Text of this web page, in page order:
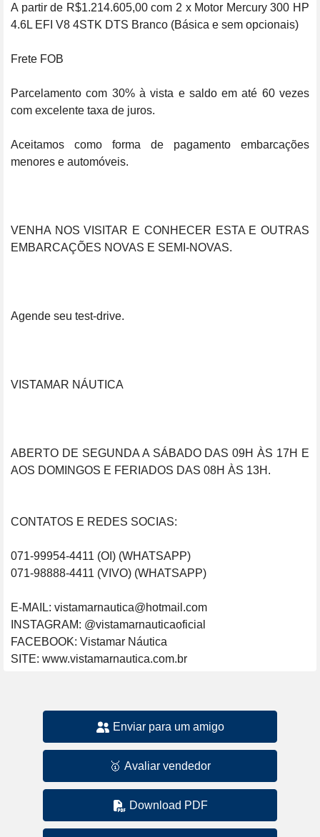
A partir de R$1.214.605,00 com 2 x Motor Mercury 300 HP
4.6L EFI V8 4STK DTS Branco (Básica e sem opcionais)
Frete FOB
Parcelamento com 30% à vista e saldo em até 60 vezes
com excelente taxa de juros.
Aceitamos como forma de pagamento embarcações
menores e automóveis.
VENHA NOS VISITAR E CONHECER ESTA E OUTRAS
EMBARCAÇÕES NOVAS E SEMI-NOVAS.
Agende seu test-drive.
VISTAMAR NÁUTICA
ABERTO DE SEGUNDA A SÁBADO DAS 09H ÀS 17H E
AOS DOMINGOS E FERIADOS DAS 08H ÀS 13H.
CONTATOS E REDES SOCIAS:
071-99954-4411 (OI) (WHATSAPP)
071-98888-4411 (VIVO) (WHATSAPP)
E-MAIL: vistamarnautica@hotmail.com
INSTAGRAM: @vistamarnauticaoficial
FACEBOOK: Vistamar Náutica
SITE: www.vistamarnautica.com.br
Enviar para um amigo
🥇 Avaliar vendedor
Download PDF